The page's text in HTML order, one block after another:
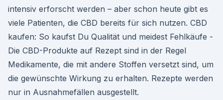
intensiv erforscht werden – aber schon heute gibt es
viele Patienten, die CBD bereits für sich nutzen. CBD
kaufen: So kaufst Du Qualität und meidest Fehlkäufe -
Die CBD-Produkte auf Rezept sind in der Regel
Medikamente, die mit andere Stoffen versetzt sind, um
die gewünschte Wirkung zu erhalten. Rezepte werden
nur in Ausnahmefällen ausgestellt.